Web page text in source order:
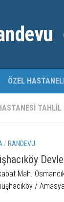
ÖZEL
TAHLIL
/ RANDEVU
Mah.
/ Amasya